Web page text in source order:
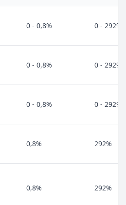
0 - 0,8% 0 - 292%
0 - 0,8% 0 - 292%
0 - 0,8% 0 - 292%
0,8% 292%
0,8% 292%